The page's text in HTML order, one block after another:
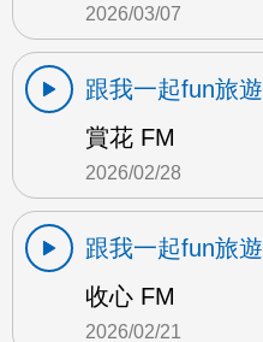
2026/03/07
跟我一起fun旅遊
賞花 FM
2026/02/28
跟我一起fun旅遊
收心 FM
2026/02/21